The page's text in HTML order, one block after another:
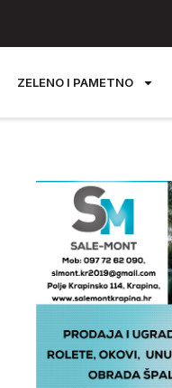
ZELENO I PAMETNO